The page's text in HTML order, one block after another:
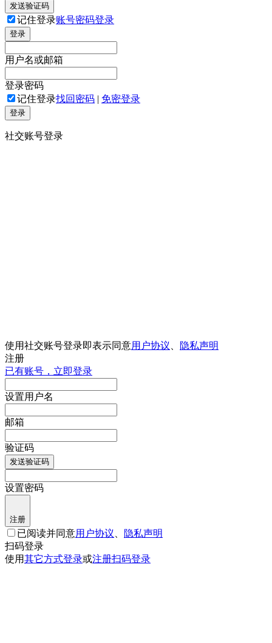
发送验证码
记住登录账号密码登录
登录
用户名或邮箱
登录密码
记住登录找回密码 | 免密登录
登录
社交账号登录
使用社交账号登录即表示同意用户协议
隐私声明
注册
已有账号，立即登录
设置用户名
邮箱
验证码
发送验证码
设置密码
注册
已阅读并同意用户协议
隐私声明
扫码登录
使用其它方式登录或注册扫码登录